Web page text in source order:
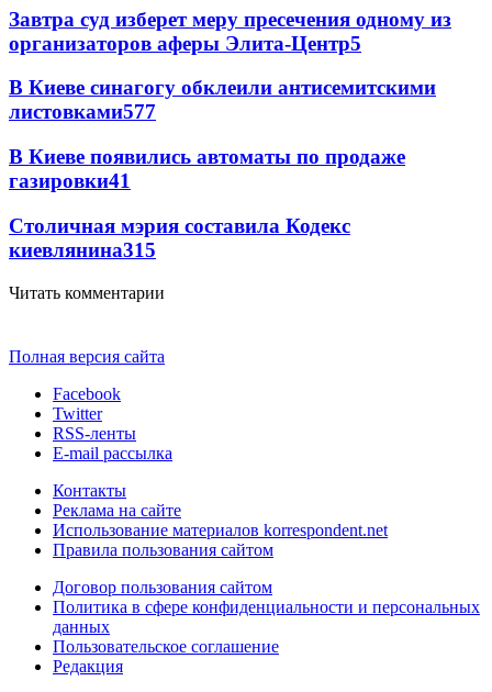
Завтра суд изберет меру пресечения одному из
организаторов аферы Элита-Центр5
В Киеве синагогу обклеили антисемитскими
листовками577
В Киеве появились автоматы по продаже
газировки41
Столичная мэрия составила Кодекс
киевлянина315
Читать комментарии
Полная версия сайта
Facebook
Twitter
RSS-ленты
E-mail рассылка
Контакты
Реклама на сайте
Использование материалов korrespondent.net
Правила пользования сайтом
Договор пользования сайтом
Политика в сфере конфиденциальности и персональных
данных
Пользовательское соглашение
Редакция